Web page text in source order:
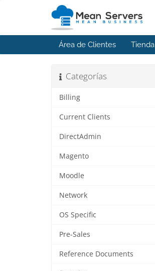
Área de Clientes Tienda
Categorías
Billing
Current Clients
DirectAdmin
Magento
Moodle
Network
OS Specific
Pre-Sales
Reference Documents